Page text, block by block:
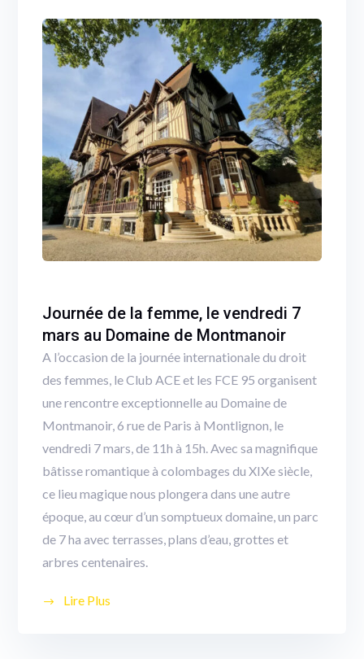
Journée de la femme, le vendredi 7
mars au Domaine de Montmanoir
A l’occasion de la journée internationale du droit
des femmes, le Club ACE et les FCE 95 organisent
une rencontre exceptionnelle au Domaine de
Montmanoir, 6 rue de Paris à Montlignon, le
vendredi 7 mars, de 11h à 15h. Avec sa magnifique
bâtisse romantique à colombages du XIXe siècle,
ce lieu magique nous plongera dans une autre
époque, au cœur d’un somptueux domaine, un parc
de 7 ha avec terrasses, plans d’eau, grottes et
arbres centenaires.
Lire Plus